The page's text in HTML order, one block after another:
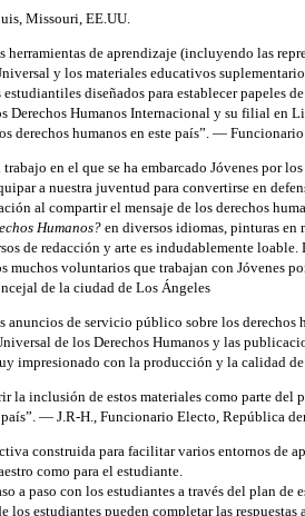
Missouri, EE.UU.
herramientas de aprendizaje (incluyendo las
y los materiales educativos
estudiantiles diseñados para establecer papeles
Derechos Humanos Internacional y su filial en
derechos humanos en este país”. —
en el que se ha embarcado Jóvenes por
a nuestra juventud para convertirse en
al compartir el mensaje de los derechos
Humanos? en diversos idiomas, pinturas en
de redacción y arte es indudablemente loable.
muchos voluntarios que trabajan con Jóvenes
de la ciudad de Los Ángeles
anuncios de servicio público sobre los derechos
de los Derechos Humanos y las
impresionado con la producción y la calidad
la inclusión de estos materiales como parte del
— J.R-H., Funcionario Electo, República